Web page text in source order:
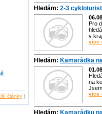
články ]
Hledám: 2-3
Pro
v
více
Hledám: Kamarádka
na
více
Hledám: Kamarádku